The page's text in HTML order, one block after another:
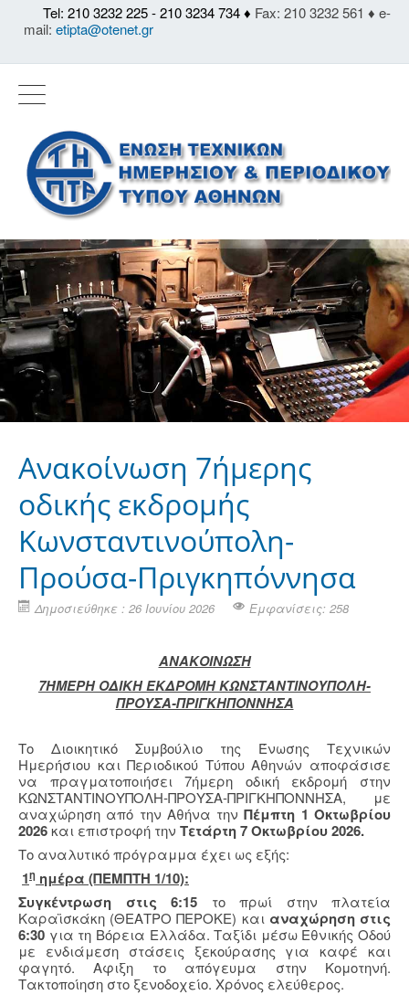
Tel: 210 3232 225 - 210 3234 734 ♦ Fax: 210 3232 561 ♦ e-
mail: etipta@otenet.gr
Ανακοίνωση 7ήμερης
οδικής εκδρομής
Κωνσταντινούπολη-
Προύσα-Πριγκηπόννησα
Δημοσιεύθηκε : 26 Ιουνίου 2026 Εμφανίσεις: 258
ΑΝΑΚΟΙΝΩΣΗ
7ΉΜΕΡΗ ΟΔΙΚΗ ΕΚΔΡΟΜΗ ΚΩΝΣΤΑΝΤΙΝΟΥΠΟΛΗ-
ΠΡΟΥΣΑ-ΠΡΙΓΚΗΠΟΝΝΗΣΑ
Το Διοικητικό Συμβούλιο της Ένωσης Τεχνικών
Ημερήσιου και Περιοδικού Τύπου Αθηνών αποφάσισε
να πραγματοποιήσει 7ήμερη οδική εκδρομή στην
ΚΩΝΣΤΑΝΤΙΝΟΥΠΟΛΗ-ΠΡΟΥΣΑ-ΠΡΙΓΚΗΠΟΝΝΗΣΑ, με
αναχώρηση από την Αθήνα τηνΠέμπτη 1 Οκτωβρίου
2026και επιστροφή την Τετάρτη 7 Οκτωβρίου 2026.
Το αναλυτικό πρόγραμμα έχει ως εξής:
1η ημέρα (ΠΕΜΠΤΗ 1/10):
Συγκέντρωση στις 6:15 το πρωί στην πλατεία
Καραϊσκάκη (ΘΕΑΤΡΟ ΠΕΡΟΚΕ) και αναχώρηση στις
6:30 για τη Βόρεια Ελλάδα. Ταξίδι μέσω Εθνικής Οδού
με ενδιάμεση στάσεις ξεκούρασης για καφέ και
φαγητό. Αφιξη το απόγευμα στην Κομοτηνή.
Τακτοποίηση στο ξενοδοχείο. Χρόνος ελεύθερος.